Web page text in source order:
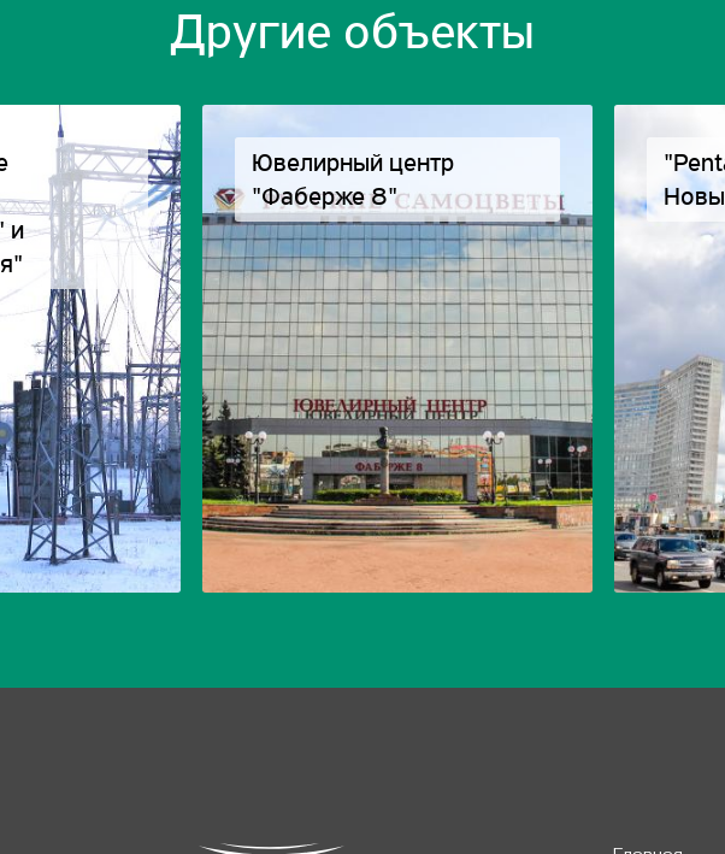
Другие объекты
и
Ювелирный центр
"Фаберже 8"